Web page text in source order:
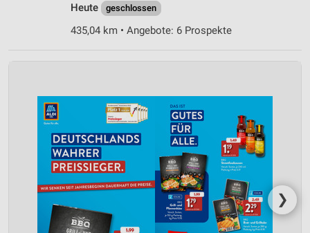
Heute
geschlossen
435,04 km • Angebote: 6 Prospekte
❯